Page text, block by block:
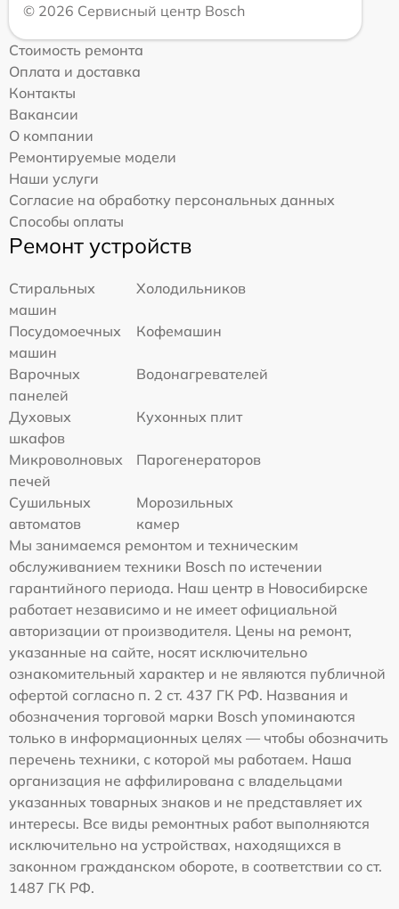
© 2026 Сервисный центр Bosch
Стоимость ремонта
Оплата и доставка
Контакты
Вакансии
О компании
Ремонтируемые модели
Наши услуги
Согласие на обработку персональных данных
Способы оплаты
Ремонт устройств
Стиральных
машин
Холодильников
Посудомоечных
машин
Кофемашин
Варочных
панелей
Водонагревателей
Духовых
шкафов
Кухонных плит
Микроволновых
печей
Парогенераторов
Сушильных
автоматов
Морозильных
камер
Мы занимаемся ремонтом и техническим
обслуживанием техники Bosch по истечении
гарантийного периода. Наш центр в Новосибирске
работает независимо и не имеет официальной
авторизации от производителя. Цены на ремонт,
указанные на сайте, носят исключительно
ознакомительный характер и не являются публичной
офертой согласно п. 2 ст. 437 ГК РФ. Названия и
обозначения торговой марки Bosch упоминаются
только в информационных целях — чтобы обозначить
перечень техники, с которой мы работаем. Наша
организация не аффилирована с владельцами
указанных товарных знаков и не представляет их
интересы. Все виды ремонтных работ выполняются
исключительно на устройствах, находящихся в
законном гражданском обороте, в соответствии со ст.
1487 ГК РФ.